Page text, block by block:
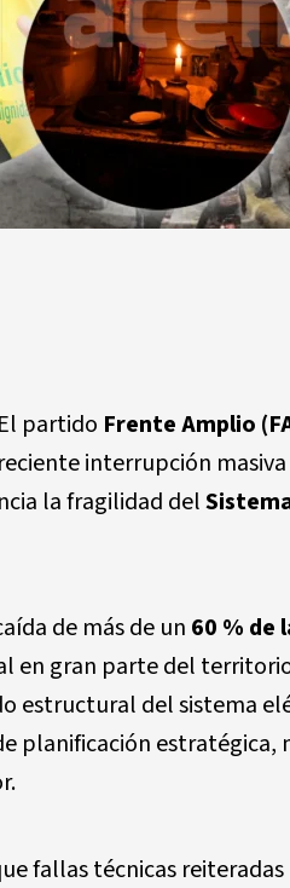
El partido Frente Amplio
interrupción
la fragilidad del
de más de un 60 % de
en gran parte del
estructural del sistema
planificación
fallas técnicas